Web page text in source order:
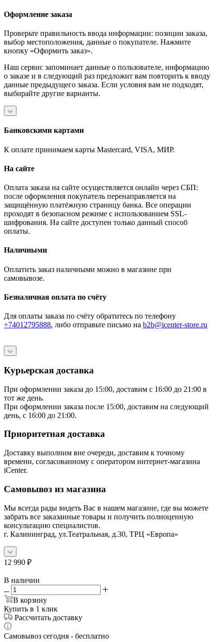
Оформление заказа
Проверьте правильность ввода информации: позиции заказа,
выбор местоположения, данные о покупателе. Нажмите
кнопку «Оформить заказ».
Наш сервис запоминает данные о пользователе, информацию
о заказе и в следующий раз предложит вам повторить к вводу
данные предыдущего заказа. Если условия вам не подходят,
выбирайте другие варианты.
Банковскими картами
К оплате принимаем карты Mastercard, VISA, МИР.
На сайте
Оплата заказа на сайте осуществляется онлайн через СБП:
после оформления покупатель перенаправляется на
защищённую платёжную страницу банка. Все операции
проходят в безопасном режиме с использованием SSL-
шифрования. На сайте доступен только данный способ
оплаты.
Наличными
Оплатить заказ наличными можно в магазине при
самовывозе.
Безналичная оплата по счёту
Для оплаты заказа по счёту обратитесь по телефону
+74012795888, либо отправьте письмо на b2b@icenter-store.ru
Курьерская доставка
При оформлении заказа до 15:00, доставим с 16:00 до 21:00 в
тот же день.
При оформлении заказа после 15:00, доставим на следующий
день, с 16:00 до 21:00.
Приоритетная доставка
Доставку выполним вне очереди, доставим к точному
времени, согласованному с оператором интернет-магазина
iCenter.
Самовывоз из магазина
Мы всегда рады видеть Вас в нашем магазине, где вы можете
забрать все заказанные товары и получить полноценную
консультацию специалистов.
г. Калининград, ул.Театральная, д.30, ТРЦ «Европа»
12 990 ₽
В наличии
В корзину
Купить в 1 клик
Рассчитать доставку
Самовывоз сегодня - бесплатно